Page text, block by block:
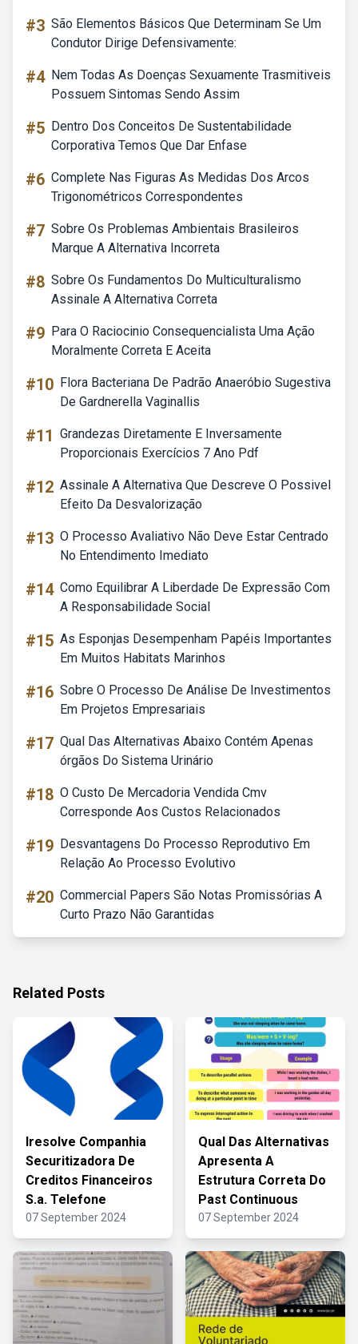
#3 São Elementos Básicos Que Determinam Se Um
Condutor Dirige Defensivamente:
#4 Nem Todas As Doenças Sexuamente Trasmitiveis
Possuem Sintomas Sendo Assim
#5 Dentro Dos Conceitos De Sustentabilidade
Corporativa Temos Que Dar Enfase
#6 Complete Nas Figuras As Medidas Dos Arcos
Trigonométricos Correspondentes
#7 Sobre Os Problemas Ambientais Brasileiros
Marque A Alternativa Incorreta
#8 Sobre Os Fundamentos Do Multiculturalismo
Assinale A Alternativa Correta
#9 Para O Raciocinio Consequencialista Uma Ação
Moralmente Correta E Aceita
#10 Flora Bacteriana De Padrão Anaeróbio Sugestiva
De Gardnerella Vaginallis
#11 Grandezas Diretamente E Inversamente
Proporcionais Exercícios 7 Ano Pdf
#12 Assinale A Alternativa Que Descreve O Possivel
Efeito Da Desvalorização
#13 O Processo Avaliativo Não Deve Estar Centrado
No Entendimento Imediato
#14 Como Equilibrar A Liberdade De Expressão Com
A Responsabilidade Social
#15 As Esponjas Desempenham Papéis Importantes
Em Muitos Habitats Marinhos
#16 Sobre O Processo De Análise De Investimentos
Em Projetos Empresariais
#17 Qual Das Alternativas Abaixo Contém Apenas
órgãos Do Sistema Urinário
#18 O Custo De Mercadoria Vendida Cmv
Corresponde Aos Custos Relacionados
#19 Desvantagens Do Processo Reprodutivo Em
Relação Ao Processo Evolutivo
#20 Commercial Papers São Notas Promissórias A
Curto Prazo Não Garantidas
Related Posts
Iresolve Companhia
Securitizadora De
Creditos Financeiros
S.a. Telefone
07 September 2024
Qual Das Alternativas
Apresenta A
Estrutura Correta Do
Past Continuous
07 September 2024